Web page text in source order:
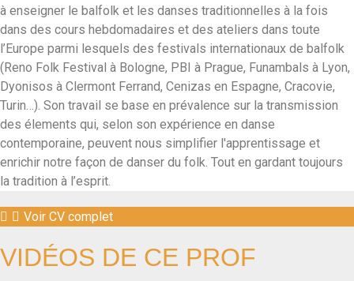
à enseigner le balfolk et les danses traditionnelles à la fois
dans des cours hebdomadaires et des ateliers dans toute
l’Europe parmi lesquels des festivals internationaux de balfolk
(Reno Folk Festival à Bologne, PBI à Prague, Funambals à Lyon,
Dyonisos à Clermont Ferrand, Cenizas en Espagne, Cracovie,
Turin…). Son travail se base en prévalence sur la transmission
des élements qui, selon son expérience en danse
contemporaine, peuvent nous simplifier l'apprentissage et
enrichir notre façon de danser du folk. Tout en gardant toujours
la tradition à l’esprit.
Voir CV complet
VIDÉOS DE CE PROF